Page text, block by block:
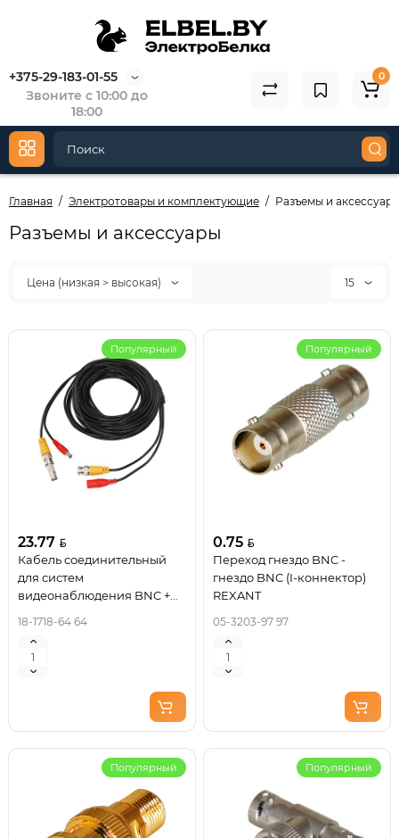
+375-29-183-01-55
Звоните с 10:00 до
18:00
0
Главная Электротовары и комплектующие Разъемы и
Разъемы и аксессуары
Цена (низкая > высокая) 15
Популярный
23.77
Кабель соединительный
для систем
видеонаблюдения BNC +
18-1718-64 64
Популярный
0.75
Переход гнездо BNC -
гнездо BNC (I-коннектор)
REXANT
05-3203-97 97
Популярный Популярный